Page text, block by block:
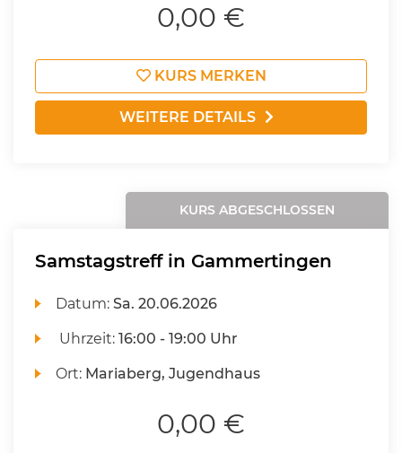
0,00 €
KURS MERKEN
WEITERE DETAILS
KURS ABGESCHLOSSEN
Samstagstreff in Gammertingen
Datum:Sa. 20.06.2026
Uhrzeit:16:00 - 19:00 Uhr
Ort: Mariaberg, Jugendhaus
0,00 €